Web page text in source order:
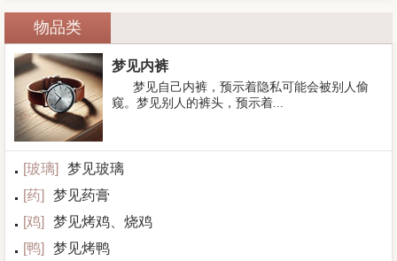
物品类
梦见内裤
梦见自己内裤，预示着隐私可能会被别人偷
窥。梦见别人的裤头，预示着...
[玻璃]
梦见玻璃
[药]
梦见药膏
[鸡]
梦见烤鸡、烧鸡
[鸭] 梦见烤鸭